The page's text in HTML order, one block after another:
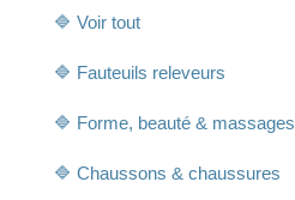
🔷 Voir tout
🔷 Fauteuils releveurs
🔷 Forme, beauté & massages
🔷 Chaussons & chaussures